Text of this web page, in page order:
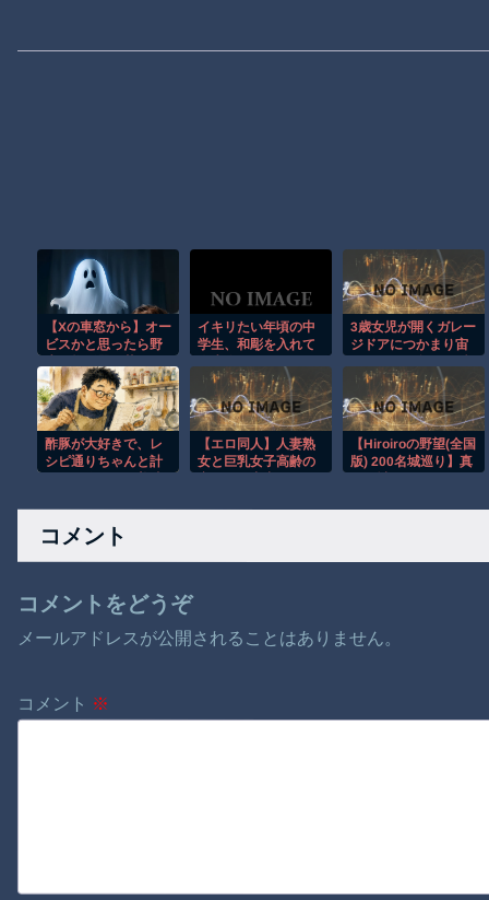
【Xの車窓から】オー
ビスかと思ったら野
か
イキリたい年頃の中
学生、和彫を入れて
3歳女児が開くガレー
ジドアにつかまり宙
間！！
酢豚が大好きで、レ
シピ通りちゃんと計
【エロ同人】人妻熟
女と巨乳女子高齢の
クスｗ
【Hiroiroの野望(全国
版) 200名城巡り】真
コメント
コメントをどうぞ
メールアドレスが公開されることはありません。
コメント ※